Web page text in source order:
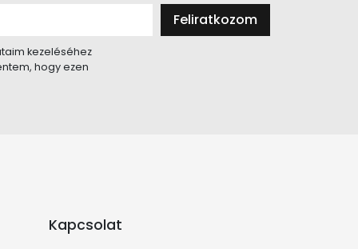
Feliratkozom
kezeléséhez
hogy ezen
Kapcsolat